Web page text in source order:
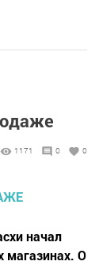
1171 0 0
начал
магазинах. О